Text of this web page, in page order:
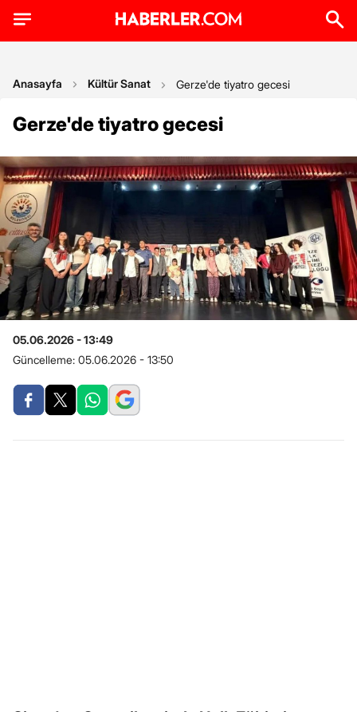
Anasayfa Kültür Sanat Gerze'de tiyatro gecesi
Gerze'de tiyatro gecesi
05.06.2026 - 13:49
Güncelleme: 05.06.2026 - 13:50